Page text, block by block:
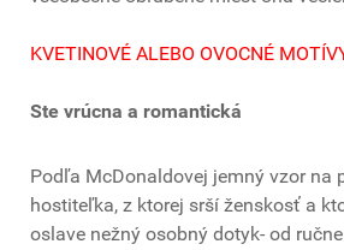
KVETINOVÉ ALEBO OVOCNÉ
Ste vrúcna a romantická
Podľa McDonaldovej jemný vzor na
hostiteľka, z ktorej srší ženskosť a
oslave nežný osobný dotyk- od